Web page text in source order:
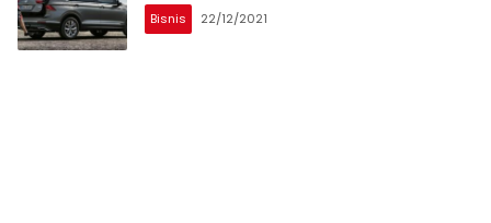
Bisnis 22/12/2021